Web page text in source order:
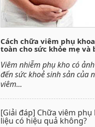
Cách chữa viêm phụ
toàn cho sức khỏe mẹ và
Viêm nhiễm phụ kho có
đến sức khoẻ sinh sản của
viêm...
[Giải đáp] Chữa viêm
liệu có hiệu quả không?